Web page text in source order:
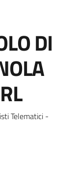
DI
Telematici -